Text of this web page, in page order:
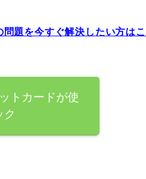
題を今すぐ解決したい方はこ
トカードが使
ク